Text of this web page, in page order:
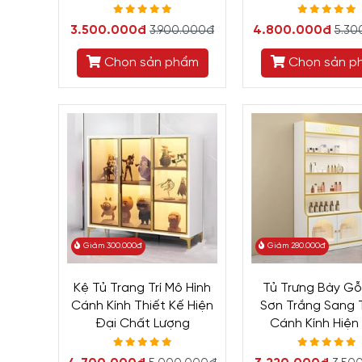
3.500.000đ 3.900.000đ
Chọn sản phẩm
4.800.000đ
Chọn sản
Giảm 300.000đ
Kệ Tủ Trang Trí Mô Hình
Cánh Kính Thiết Kế Hiện
Đại Chất Lượng
Giảm 280.000đ
Tủ Trưng Bày
Sơn Trắng Sang
Cánh Kính